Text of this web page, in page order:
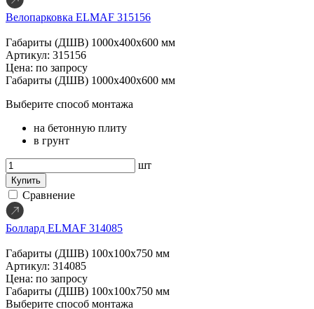
Велопарковка ELMAF 315156
Габариты (ДШВ) 1000х400х600 мм
Артикул: 315156
Цена: по запросу
Габариты (ДШВ) 1000х400х600 мм
Выберите способ монтажа
на бетонную плиту
в грунт
шт
Купить
Сравнение
Боллард ELMAF 314085
Габариты (ДШВ) 100х100х750 мм
Артикул: 314085
Цена: по запросу
Габариты (ДШВ) 100х100х750 мм
Выберите способ монтажа